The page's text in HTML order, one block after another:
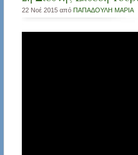
22 Νοέ 2015 από ΠΑΠΑΔΟΥΛΗ ΜΑΡΙΑ